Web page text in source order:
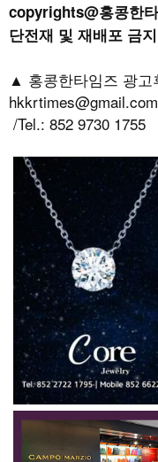
copyrights@홍콩한
단전재 및 재배포 금지
▲ 홍콩한타임즈 광고
/Tel.: 852 9730 1755